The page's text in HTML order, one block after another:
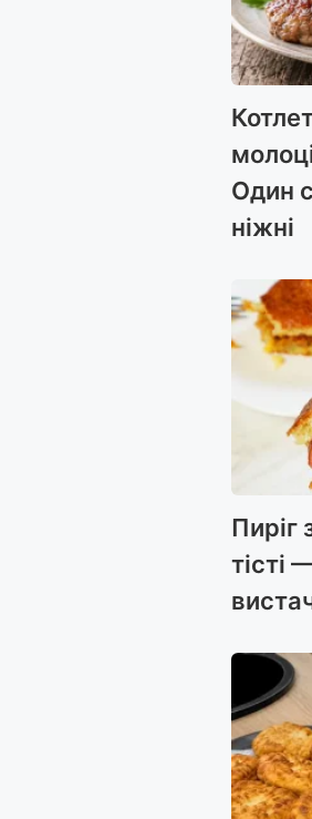
Один
ніжні
Пиріг
тісті